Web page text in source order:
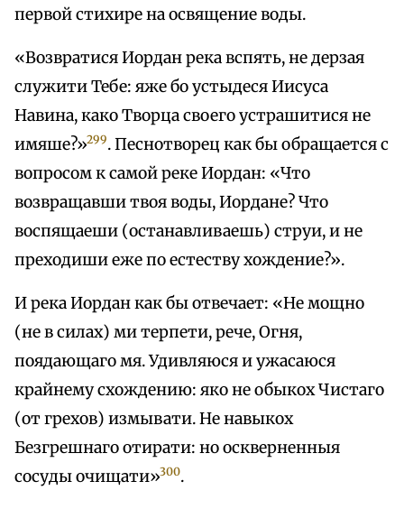
первой стихире на освящение воды.
«Возвратися Иордан река вспять, не дерзая
служити Тебе: яже бо устыдеся Иисуса
Навина, како Творца своего устрашитися не
имяше?»299. Песнотворец как бы обращается с
вопросом к самой реке Иордан: «Что
возвращавши твоя воды, Иордане? Что
воспящаеши (останавливаешь) струи, и не
преходиши еже по естеству хождение?».
И река Иордан как бы отвечает: «Не мощно
(не в силах) ми терпети, рече, Огня,
поядающаго мя. Удивляюся и ужасаюся
крайнему схождению: яко не обыкох Чистаго
(от грехов) измывати. Не навыкох
Безгрешнаго отирати: но оскверненныя
сосуды очищати»300.